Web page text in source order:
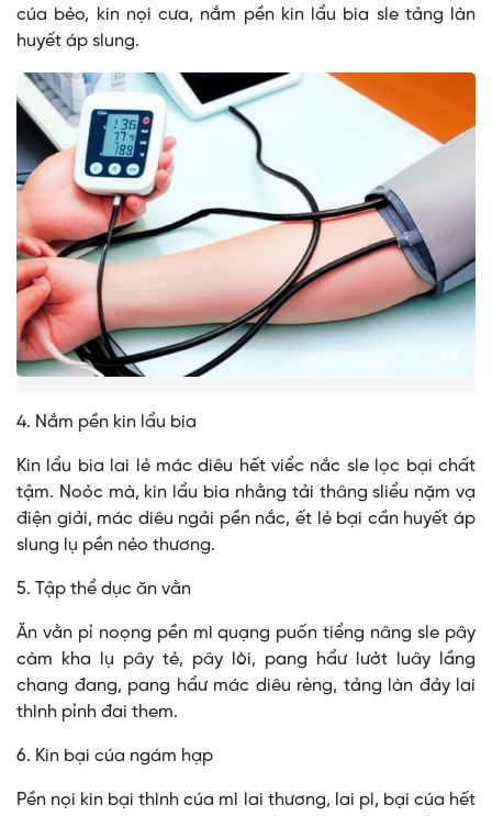
cúa bẻo, kin nọi cưa, nắm pền kin lẩu bia sle tảng làn
huyết áp slung.
4. Nắm pền kin lẩu bia
Kin lẩu bia lai lẻ mác diêu hết viểc nắc sle lọc bại chất
tậm. Noỏc mà, kin lẩu bia nhằng tải thâng sliểu nặm vạ
điện giải, mác diêu ngải pền nắc, ết lẻ bại cần huyết áp
slung lụ pền nẻo thương.
5. Tập thể dục ăn vằn
Ăn vằn pỉ noọng pền mì quạng puốn tiểng nâng sle pây
càm kha lụ pây tẻ, pây lòi, pang hẩư lưởt luây lầng
chang đang, pang hẩư mác diêu rèng, tảng làn đảy lai
thình pỉnh đai them.
6. Kin bại cúa ngám hạp
Pền nọi kin bại thình cúa mì lai thương, lai pì, bại cúa hết